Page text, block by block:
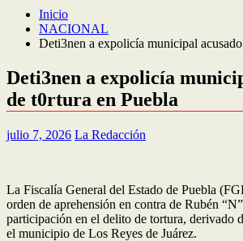
Inicio
NACIONAL
Deti3nen a expolicía municipal
Deti3nen a expolicía
de t0rtura en Puebla
julio 7, 2026 La Redacción
La Fiscalía General del Estado de Puebla
orden de aprehensión en contra de Rubén
participación en el delito de tortura, derivado
el municipio de Los Reyes de Juárez.